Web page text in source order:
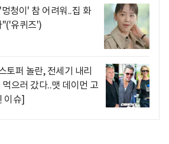
청이' 참 어려워..집 화
"('유퀴즈')
토퍼 놀란, 전세기 내리
으러 갔다..맷 데이먼 고
이슈]